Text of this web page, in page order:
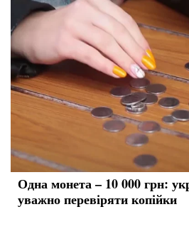
Одна монета – 10 000 грн:
уважно перевіряти копійки